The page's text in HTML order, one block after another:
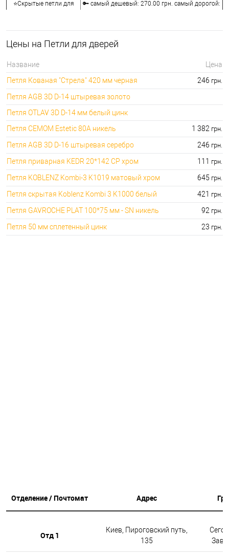
⭐Скрытые петли для
🔑 самый дешевый: 270.00 грн. самый дорогой:
⭐Приварные петли для
🔑 самый дешевый: 29.00 грн. самый дорогой:
петли:
🔑 самый дешевый: 27.00 грн. самый дорогой:
1796.00 грн.
Цены на Петли для дверей
Название
Цена
Петля Кованая "Стрела" 420 мм черная
246 грн.
Петля AGB 3D D-14 штыревая золото
Петля OTLAV 3D D-14 мм белый цинк
Петля CEMOM Estetic 80A никель
1 382 грн.
Петля AGB 3D D-16 штыревая серебро 246 грн.
Петля приварная KEDR 20*142 CP хром 111 грн.
Петля KOBLENZ Kombi-3 K1019 матовый хром 645 грн.
Петля скрытая Koblenz Kombi 3 K1000 белый 421 грн.
Петля GAVROCHE PLAT 100*75 мм - SN никель 92 грн.
Петля 50 мм сплетенный цинк 23 грн.
Отделение / Почтомат Адрес
Отд 1
Киев, Пироговский путь,
135